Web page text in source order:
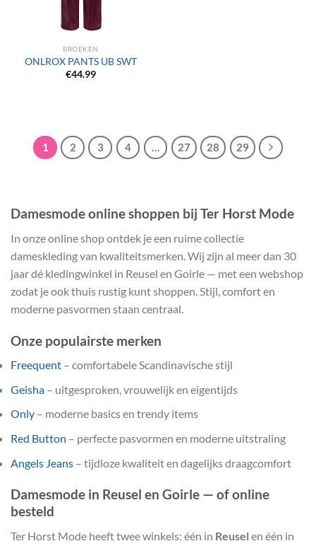
BROEKEN
ONLROX PANTS UB SWT
€44.99
1 2 3 4 … 27 28 29
Damesmode online shoppen bij Ter Horst Mode
In onze online shop ontdek je een ruime collectie
dameskleding van kwaliteitsmerken. Wij zijn al meer dan 30
jaar dé kledingwinkel in Reusel en Goirle — met een webshop
zodat je ook thuis rustig kunt shoppen. Stijl, comfort en
moderne pasvormen staan centraal.
Onze populairste merken
Freequent – comfortabele Scandinavische stijl
Geisha – uitgesproken, vrouwelijk en eigentijds
Only – moderne basics en trendy items
Red Button – perfecte pasvormen en moderne uitstraling
Angels Jeans – tijdloze kwaliteit en dagelijks draagcomfort
Damesmode in Reusel en Goirle — of online
besteld
Ter Horst Mode heeft twee winkels: één in Reusel en één in